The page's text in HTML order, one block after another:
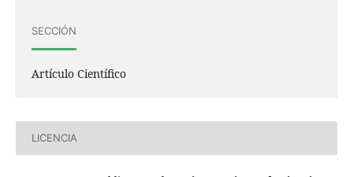
SECCIÓN
Artículo Científico
LICENCIA